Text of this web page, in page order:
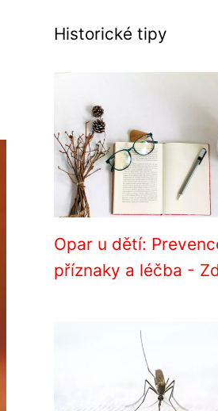
Historické tipy
Opar u dětí:
příznaky a léčba -